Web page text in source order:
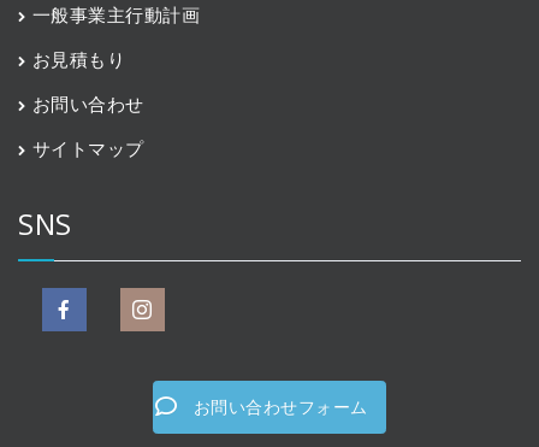
一般事業主行動計画
お見積もり
お問い合わせ
サイトマップ
SNS
お問い合わせフォーム